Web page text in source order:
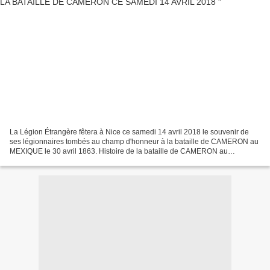
La Légion Étrangère fêtera à Nice ce samedi 14 avril 2018 le souvenir de
ses légionnaires tombés au champ d'honneur à la bataille de CAMERON au
MEXIQUE le 30 avril 1863. Histoire de la bataille de CAMERON au